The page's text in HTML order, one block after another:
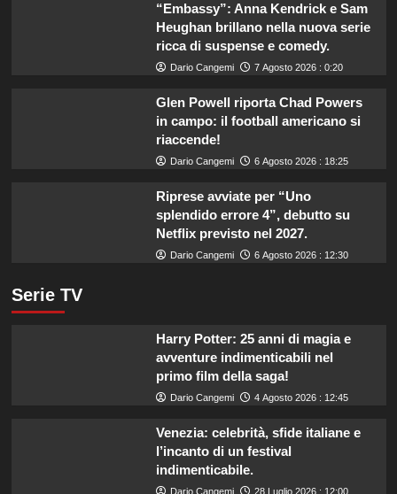
“Embassy”: Anna Kendrick e Sam
Heughan brillano nella nuova serie
ricca di suspense e comedy.
Dario Cangemi 7 Agosto 2026 : 0:20
Glen Powell riporta Chad Powers
in campo: il football americano si
riaccende!
Dario Cangemi 6 Agosto 2026 : 18:25
Riprese avviate per “Uno
splendido errore 4”, debutto su
Netflix previsto nel 2027.
Dario Cangemi 6 Agosto 2026 : 12:30
Serie TV
Harry Potter: 25 anni di magia e
avventure indimenticabili nel
primo film della saga!
Dario Cangemi 4 Agosto 2026 : 12:45
Venezia: celebrità, sfide italiane e
l’incanto di un festival
indimenticabile.
Dario Cangemi 28 Luglio 2026 : 12:00